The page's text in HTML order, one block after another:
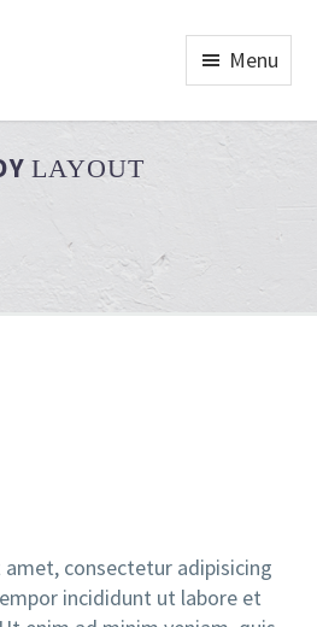
Menu
LAYOUT
consectetur adipisicing
incididunt ut labore et